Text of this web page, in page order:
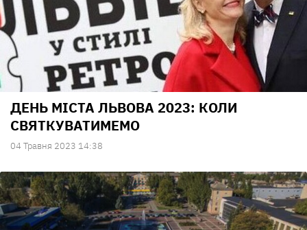
ДЕНЬ МІСТА ЛЬВОВА 2023: КОЛИ
СВЯТКУВАТИМЕМО
04 Травня 2023 14:38